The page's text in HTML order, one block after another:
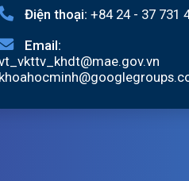
Điện thoại: +84 24 - 37 731
Email: